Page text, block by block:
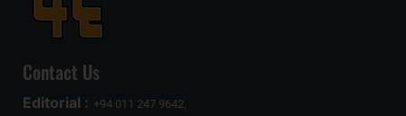
Contact Us
Editorial : +94 011 247 9642,